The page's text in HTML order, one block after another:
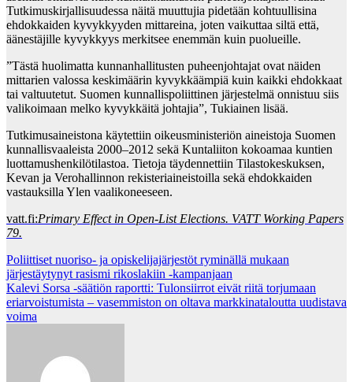
Tutkimuskirjallisuudessa näitä muuttujia pidetään kohtuullisina
ehdokkaiden kyvykkyyden mittareina, joten vaikuttaa siltä että,
äänestäjille kyvykkyys merkitsee enemmän kuin puolueille.
”Tästä huolimatta kunnanhallitusten puheenjohtajat ovat näiden
mittarien valossa keskimäärin kyvykkäämpiä kuin kaikki ehdokkaat
tai valtuutetut. Suomen kunnallispoliittinen järjestelmä onnistuu siis
valikoimaan melko kyvykkäitä johtajia”, Tukiainen lisää.
Tutkimusaineistona käytettiin oikeusministeriön aineistoja Suomen
kunnallisvaaleista 2000–2012 sekä Kuntaliiton kokoamaa kuntien
luottamushenkilötilastoa. Tietoja täydennettiin Tilastokeskuksen,
Kevan ja Verohallinnon rekisteriaineistoilla sekä ehdokkaiden
vastauksilla Ylen vaalikoneeseen.
vatt.fi:Primary Effect in Open-List Elections. VATT Working Papers
79.
Post
navigation
Poliittiset nuoriso- ja opiskelijajärjestöt ryminällä mukaan
järjestäytynyt rasismi rikoslakiin -kampanjaan
Kalevi Sorsa -säätiön raportti: Tulonsiirrot eivät riitä torjumaan
eriarvoistumista – vasemmiston on oltava markkinataloutta uudistava
voima